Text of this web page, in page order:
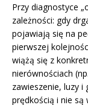
Przy diagnostyce
zależności: gdy
pojawiają się na
pierwszej
wiążą się z
nierównościach
zawieszenie, luzy
prędkością i nie